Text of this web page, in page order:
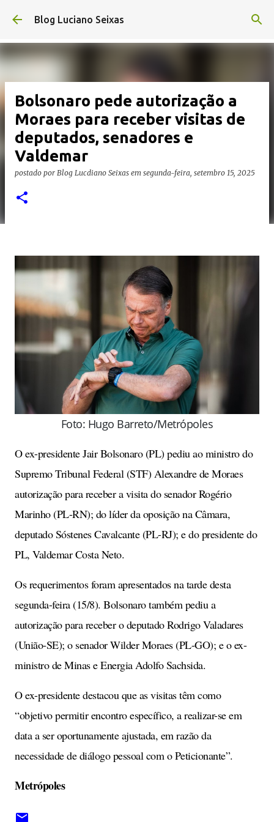
Pular para o conteúdo principal
Blog Luciano Seixas
Bolsonaro pede autorização a
Moraes para receber visitas de
deputados, senadores e
Valdemar
postado por Blog Lucdiano Seixas em segunda-feira, setembro 15, 2025
Foto: Hugo Barreto/Metrópoles
O ex-presidente Jair Bolsonaro (PL) pediu ao ministro do
Supremo Tribunal Federal (STF) Alexandre de Moraes
autorização para receber a visita do senador Rogério
Marinho (PL-RN); do líder da oposição na Câmara,
deputado Sóstenes Cavalcante (PL-RJ); e do presidente do
PL, Valdemar Costa Neto.
Os requerimentos foram apresentados na tarde desta
segunda-feira (15/8). Bolsonaro também pediu a
autorização para receber o deputado Rodrigo Valadares
(União-SE); o senador Wilder Moraes (PL-GO); e o ex-
ministro de Minas e Energia Adolfo Sachsida.
O ex-presidente destacou que as visitas têm como
“objetivo permitir encontro específico, a realizar-se em
data a ser oportunamente ajustada, em razão da
necessidade de diálogo pessoal com o Peticionante”.
Metrópoles